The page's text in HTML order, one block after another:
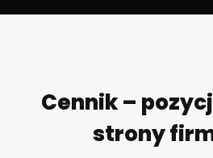
Cennik –
strony